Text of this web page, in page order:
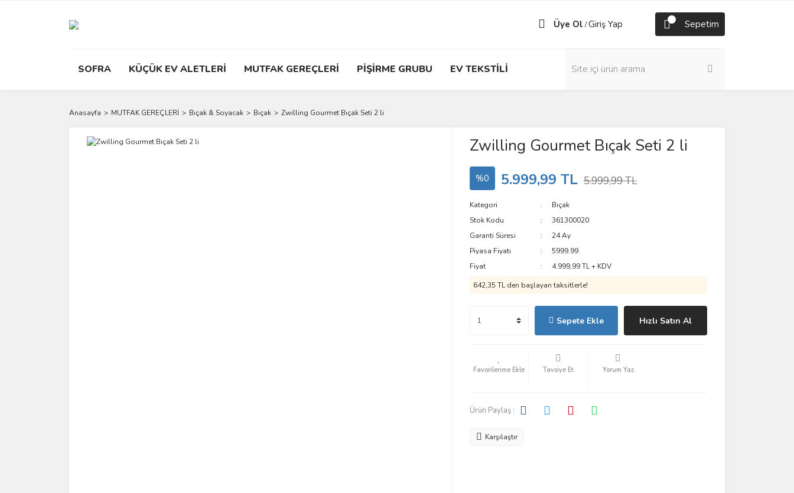
Üye Ol /Giriş Yap Sepetim
SOFRA KÜÇÜK EV ALETLERİ MUTFAK GEREÇLERİ PİŞİRME GRUBU EV TEKSTİLİ
Anasayfa MUTFAK GEREÇLERİ Bıçak & Soyacak Bıçak Zwilling Gourmet Bıçak Seti 2 li
Zwilling Gourmet Bıçak Seti 2 li
%0 5.999,99 TL 5.999,99 TL
Kategori
Bıçak
Stok Kodu
361300020
Garanti Süresi
24 Ay
Piyasa Fiyatı
5999.99
Fiyat
4.999,99 TL + KDV
642,35 TL den başlayan taksitlerle!
Sepete Ekle Hızlı Satın Al
Tavsiye Et Yorum Yaz
Ürün Paylaş :
Karşılaştır